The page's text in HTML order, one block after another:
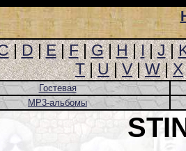
|D|E|F|G|H|I|J|
T|U|V|W|X
Гостевая
MP3-альбомы